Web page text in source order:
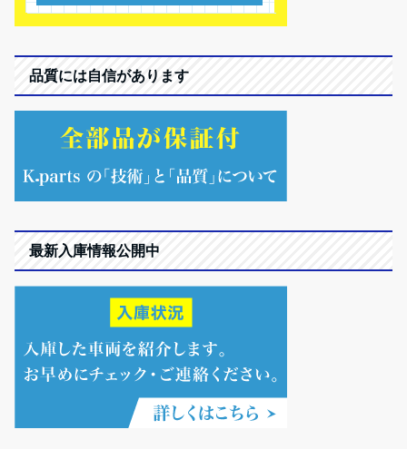
品質には自信があります
最新入庫情報公開中